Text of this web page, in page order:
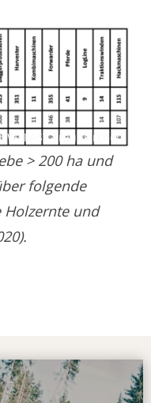
FAST Traunkirchen
> 200 ha und
folgende
und